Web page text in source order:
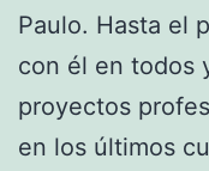
Paulo. Hasta el
con él en todos
proyectos
en los últimos